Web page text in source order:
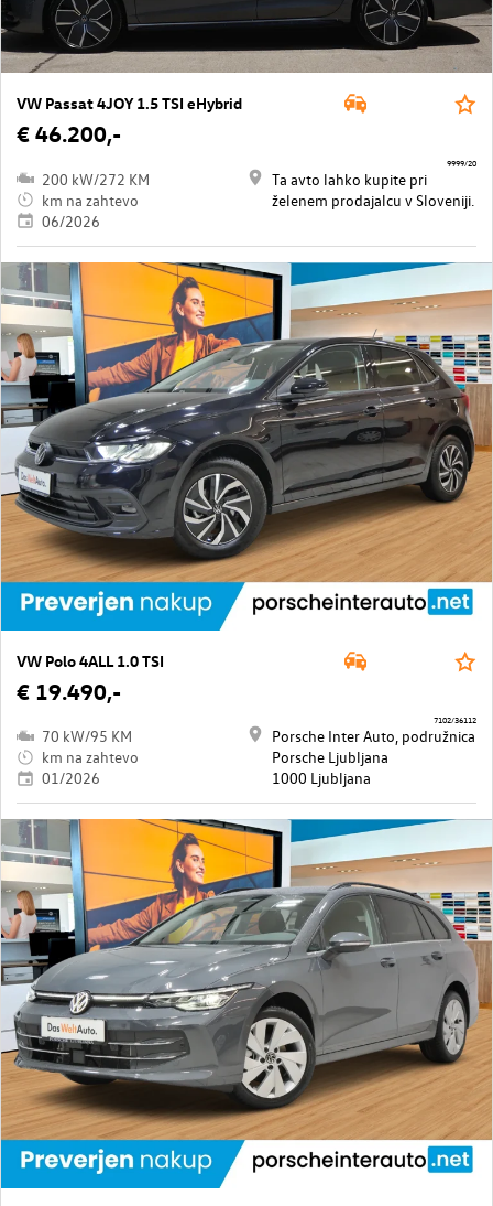
VW Passat 4JOY 1.5 TSI eHybrid
€ 46.200,-
200 kW/272 KM
km na zahtevo
06/2026
Ta avto lahko kupite pri
želenem prodajalcu v Sloveniji.
9999/20
VW Polo 4ALL 1.0 TSI
€ 19.490,-
70 kW/95 KM
km na zahtevo
01/2026
Porsche Inter Auto, podružnica
Porsche Ljubljana
1000 Ljubljana
7102/36112